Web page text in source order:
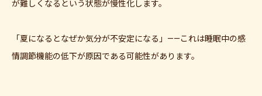
が難しくなるという状態が慢性化します。
「夏になるとなぜか気分が不安定になる」——これは睡眠中の感
情調節機能の低下が原因である可能性があります。